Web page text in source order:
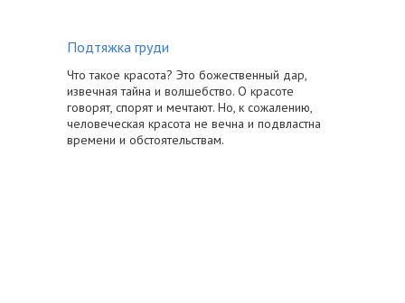
Подтяжка груди
Что такое красота? Это божественный дар,
извечная тайна и волшебство. О красоте
говорят, спорят и мечтают. Но, к сожалению,
человеческая красота не вечна и подвластна
времени и обстоятельствам.